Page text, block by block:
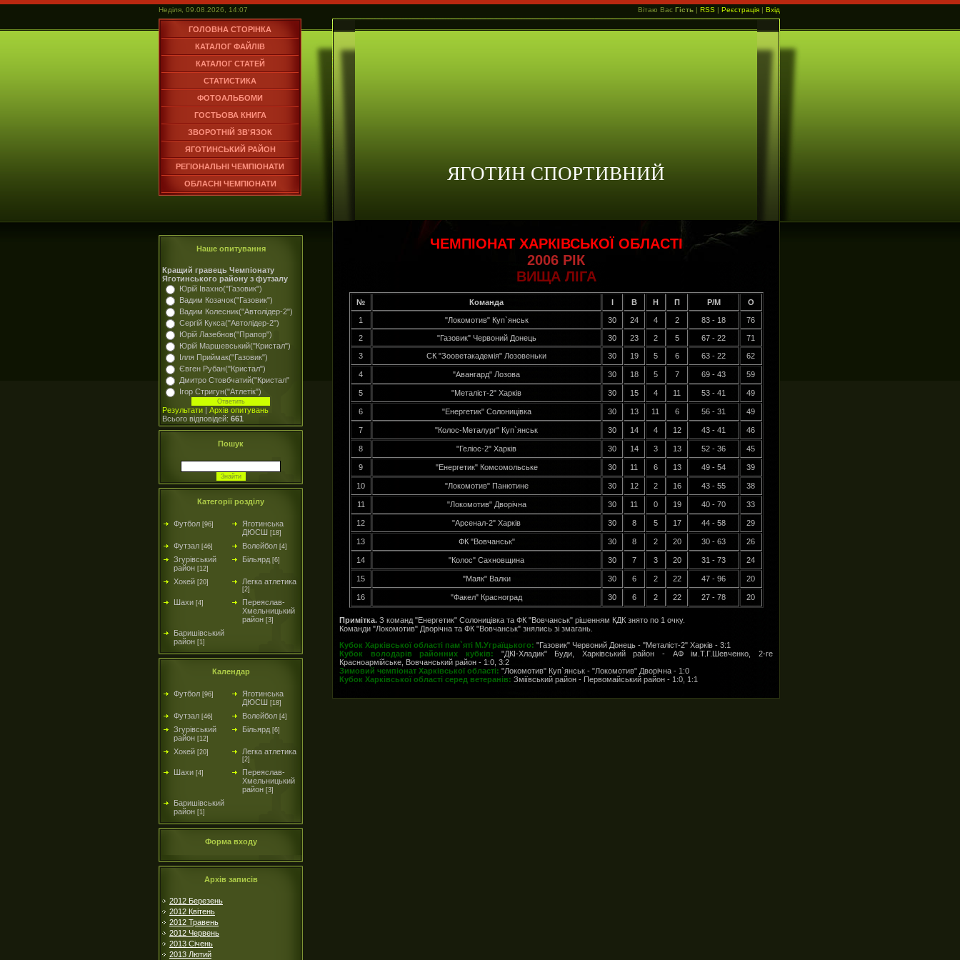
Неділя, 09.08.2026, 14:07 Вітаю Вас Гість | RSS | Реєстрація | Вхід
ГОЛОВНА СТОРІНКА
КАТАЛОГ ФАЙЛІВ
КАТАЛОГ СТАТЕЙ
СТАТИСТИКА
ФОТОАЛЬБОМИ
ГОСТЬОВА КНИГА
ЗВОРОТНІЙ ЗВ'ЯЗОК
ЯГОТИНСЬКИЙ РАЙОН
РЕГІОНАЛЬНІ ЧЕМПІОНАТИ
ОБЛАСНІ ЧЕМПІОНАТИ
ЯГОТИН СПОРТИВНИЙ
Наше опитування
Кращий гравець Чемпіонату
Яготинського району з футзалу
Юрій Івахно("Газовик")
Вадим Козачок("Газовик")
Вадим Колесник("Автолідер-2")
Сергій Кукса("Автолідер-2")
Юрій Лазебнов("Прапор")
Юрій Маршевський("Кристал")
Ілля Приймак("Газовик")
Євген Рубан("Кристал")
Дмитро Стовбчатий("Кристал"
Ігор Стригун("Атлетік")
Результати | Архів опитувань
Всього відповідей: 661
Пошук
Категорії розділу
Футбол [96]
Яготинська
ДЮСШ [18]
Футзал [46] Волейбол [4]
Згурівський
район [12]
Більярд [6]
Хокей [20] Легка атлетика
[2]
Шахи [4]
Переяслав-
Хмельницький
район [3]
Баришівський
район [1]
Календар
Футбол [96]
Яготинська
ДЮСШ [18]
Футзал [46] Волейбол [4]
Згурівський
район [12]
Більярд [6]
Хокей [20] Легка атлетика
[2]
Шахи [4]
Переяслав-
Хмельницький
район [3]
Баришівський
район [1]
Форма входу
Архів записів
2012 Березень
2012 Квітень
2012 Травень
2012 Червень
2013 Січень
2013 Лютий
ЧЕМПІОНАТ ХАРКІВСЬКОЇ ОБЛАСТІ
2006 РІК
ВИЩА ЛІГА
№ Команда В Н П Р/М О
1 "Локомотив" Куп`янськ 30 24 4 2 83 - 18 76
2 "Газовик" Червоний Донець 30 23 2 5 67 - 22 71
3 СК "Зооветакадемія" Лозовеньки 30 19 5 6 63 - 22 62
4 "Авангард" Лозова 30 18 5 7 69 - 43 59
5 "Металіст-2" Харків 30 15 4 11 53 - 41 49
6 "Енергетик" Солоницівка 30 13 11 6 56 - 31 49
7 "Колос-Металург" Куп`янськ 30 14 4 12 43 - 41 46
8 "Геліос-2" Харків 30 14 3 13 52 - 36 45
9 "Енергетик" Комсомольське 30 11 6 13 49 - 54 39
10 "Локомотив" Панютине 30 12 2 16 43 - 55 38
11 "Локомотив" Дворічна 30 11 0 19 40 - 70 33
12 "Арсенал-2" Харків 30 8 5 17 44 - 58 29
13 ФК "Вовчанськ" 30 8 2 20 30 - 63 26
14 "Колос" Сахновщина 30 7 3 20 31 - 73 24
15 "Маяк" Валки 30 6 2 22 47 - 96 20
16 "Факел" Красноград 30 6 2 22 27 - 78 20
Примітка. З команд "Енергетик" Солоницівка та ФК "Вовчанськ" рішенням КДК знято по 1 очку.
Команди "Локомотив" Дворічна та ФК "Вовчанськ" знялись зі змагань.
Кубок Харківської області пам`яті М.Уграїцького: "Газовик" Червоний Донець - "Металіст-2" Харків - 3:1
Кубок володарів районних кубків: "ДКІ-Хладик" Буди, Харківський район - АФ ім.Т.Г.Шевченко, 2-ге
Красноармійське, Вовчанський район - 1:0, 3:2
Зимовий чемпіонат Харківської області: "Локомотив" Куп`янськ - "Локомотив" Дворічна - 1:0
Кубок Харківської області серед ветеранів: Зміївський район - Первомайський район - 1:0, 1:1